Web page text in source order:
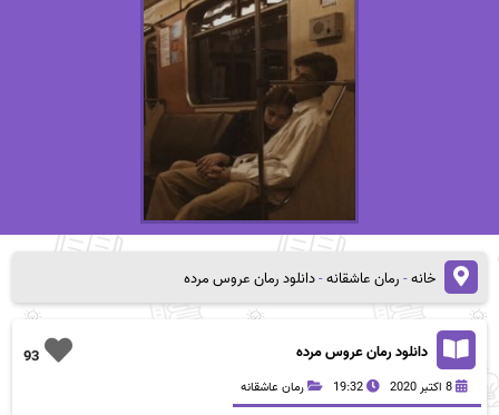
خانه-رمان عاشقانه-دانلود رمان عروس مرده
93 دانلود رمان عروس مرده
8 اکتبر 2020 19:32 رمان عاشقانه